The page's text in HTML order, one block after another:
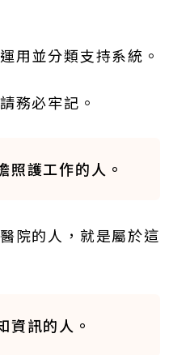
用並分類支持系統。
務必牢記。
護工作的人。
院的人，就是屬於這
訊的人。